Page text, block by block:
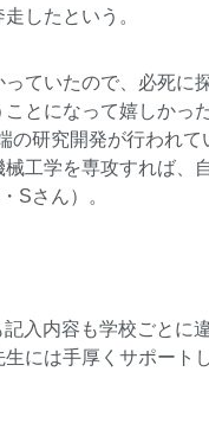
したという。
ていたので、必死に
とになって嬉しかっ
の研究開発が行われ
工学を専攻すれば、
Sさん）。
入内容も学校ごとに
には手厚くサポート